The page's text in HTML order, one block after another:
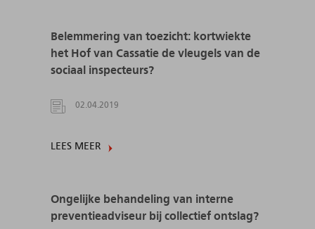
Belemmering van toezicht: kortwiekte
het Hof van Cassatie de vleugels van de
sociaal inspecteurs?
02.04.2019
LEES MEER
Ongelijke behandeling van interne
preventieadviseur bij collectief ontslag?